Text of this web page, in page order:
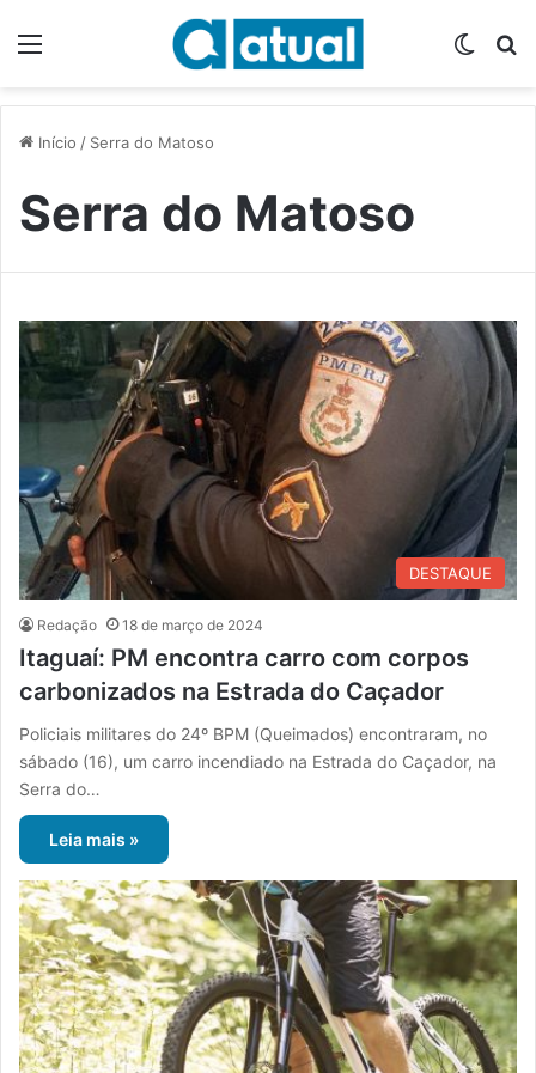
Início / Serra do Matoso
Serra do Matoso
DESTAQUE
Redação 18 de março de 2024
Itaguaí: PM encontra carro com corpos
carbonizados na Estrada do Caçador
Policiais militares do 24º BPM (Queimados) encontraram, no
sábado (16), um carro incendiado na Estrada do Caçador, na
Serra do…
Leia mais »